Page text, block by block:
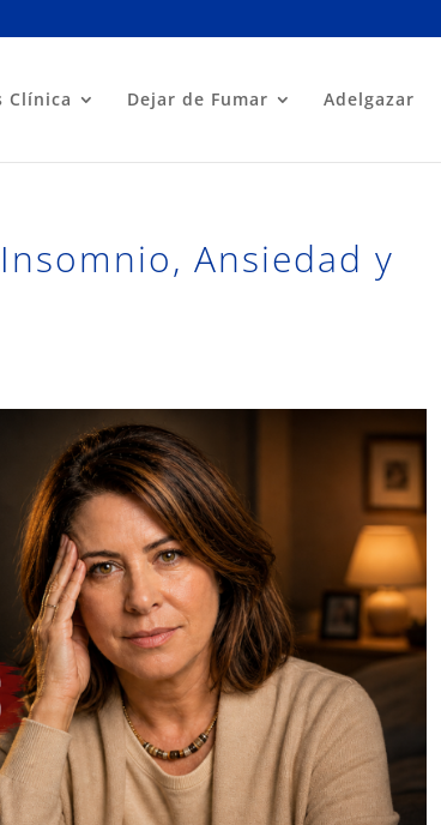
Clínica Dejar de Fumar Adelgazar
Ansiedad y